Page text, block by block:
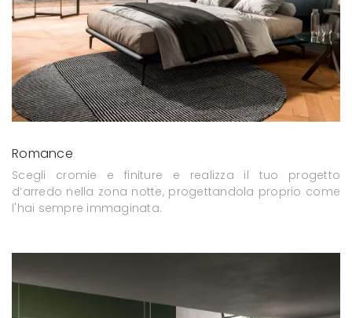
Romance
Scegli cromie e finiture e realizza il tuo progetto
d’arredo nella zona notte, progettandola proprio come
l'hai sempre immaginata.